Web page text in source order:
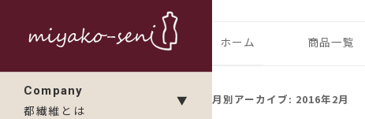
Company
都繊維とは
▼
ン
ツ
フランス、
ランドの「都
ホーム 商品一覧
月別アーカイブ: 2016年2月